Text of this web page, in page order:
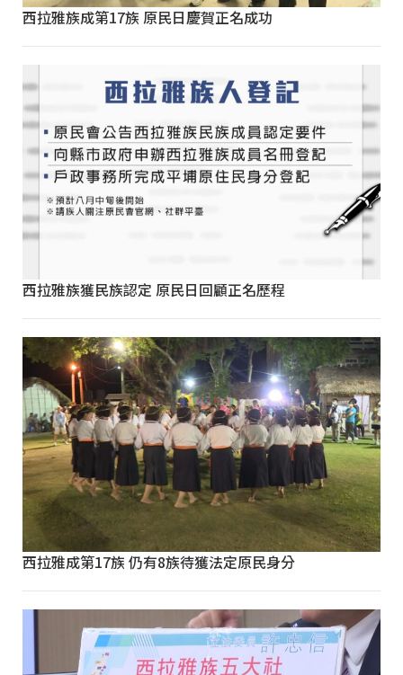
西拉雅族成第17族 原民日慶賀正名成功
西拉雅族獲民族認定 原民日回顧正名歷程
西拉雅成第17族 仍有8族待獲法定原民身分